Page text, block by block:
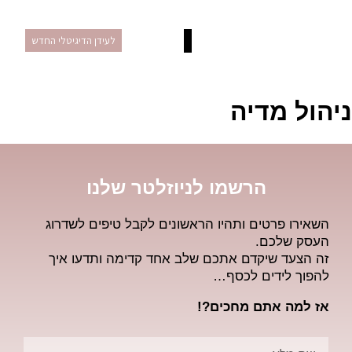
לעידן הדיגיטלי החדש
ניהול מדיה
הרשמו לניוזלטר שלנו
השאירו פרטים ותהיו הראשונים לקבל טיפים לשדרוג
העסק שלכם.
זה הצעד שיקדם אתכם שלב אחד קדימה ותדעו איך
להפוך לידים לכסף…
אז למה אתם מחכים?!